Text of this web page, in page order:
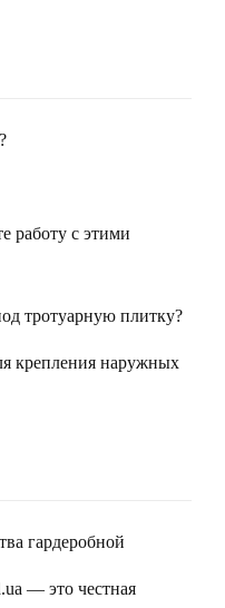
работу с этими
тротуарную плитку?
крепления наружных
гардеробной
— это честная